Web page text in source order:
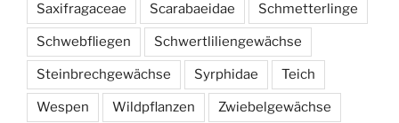
Saxifragaceae Scarabaeidae Schmetterlinge
Schwebfliegen Schwertliliengewächse
Steinbrechgewächse Syrphidae Teich
Wespen Wildpflanzen Zwiebelgewächse